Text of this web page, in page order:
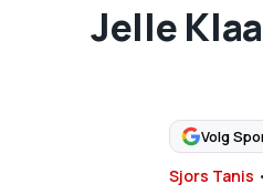
Jelle
Volg
Sjors Tanis •